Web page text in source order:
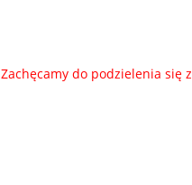
Zachęcamy do podzielenia się